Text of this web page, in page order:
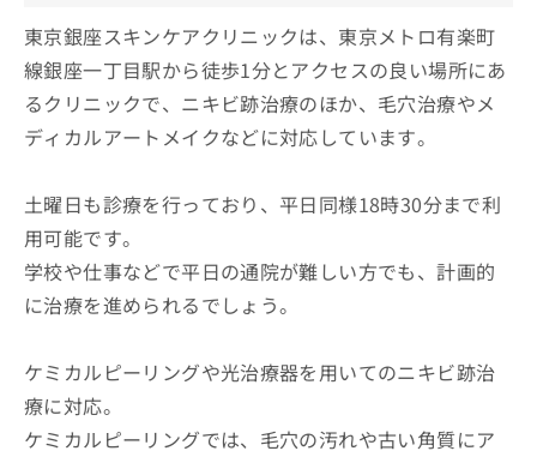
東京銀座スキンケアクリニックは、東京メトロ有楽町
線銀座一丁目駅から徒歩1分とアクセスの良い場所にあ
るクリニックで、ニキビ跡治療のほか、毛穴治療やメ
ディカルアートメイクなどに対応しています。
土曜日も診療を行っており、平日同様18時30分まで利
用可能です。
学校や仕事などで平日の通院が難しい方でも、計画的
に治療を進められるでしょう。
ケミカルピーリングや光治療器を用いてのニキビ跡治
療に対応。
ケミカルピーリングでは、毛穴の汚れや古い角質にア